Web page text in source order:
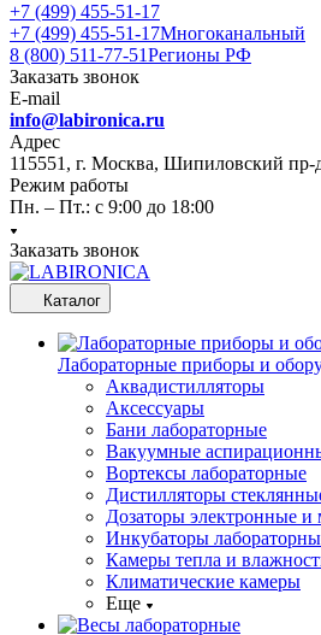
+7 (499) 455-51-17
+7 (499) 455-51-17Многоканальный
8 (800) 511-77-51Регионы РФ
Заказать звонок
E-mail
info@labironica.ru
Адрес
115551, г. Москва, Шипиловский
Режим работы
Пн. – Пт.: с 9:00 до 18:00
Заказать звонок
Каталог
Лабораторные приборы и
Аквадистилляторы
Аксессуары
Бани лабораторные
Вакуумные
Вортексы лабораторные
Дистилляторы
Дозаторы электронные и
Инкубаторы
Камеры тепла и
Климатические камеры
Еще